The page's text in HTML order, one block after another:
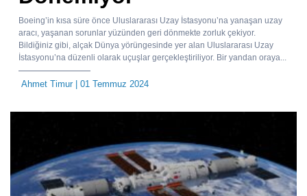
Boeing’in kısa süre önce Uluslararası Uzay İstasyonu’na yanaşan uzay
aracı, yaşanan sorunlar yüzünden geri dönmekte zorluk çekiyor.
Bildiğiniz gibi, alçak Dünya yörüngesinde yer alan Uluslararası Uzay
İstasyonu’na düzenli olarak uçuşlar gerçekleştiriliyor. Bir yandan oraya...
Ahmet Timur| 01 Temmuz 2024